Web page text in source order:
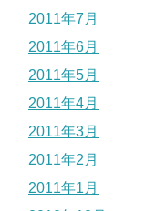
2011年7月
2011年6月
2011年5月
2011年4月
2011年3月
2011年2月
2011年1月